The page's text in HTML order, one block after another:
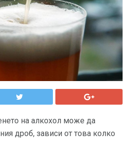
на алкохол може да
дроб, зависи от това колко